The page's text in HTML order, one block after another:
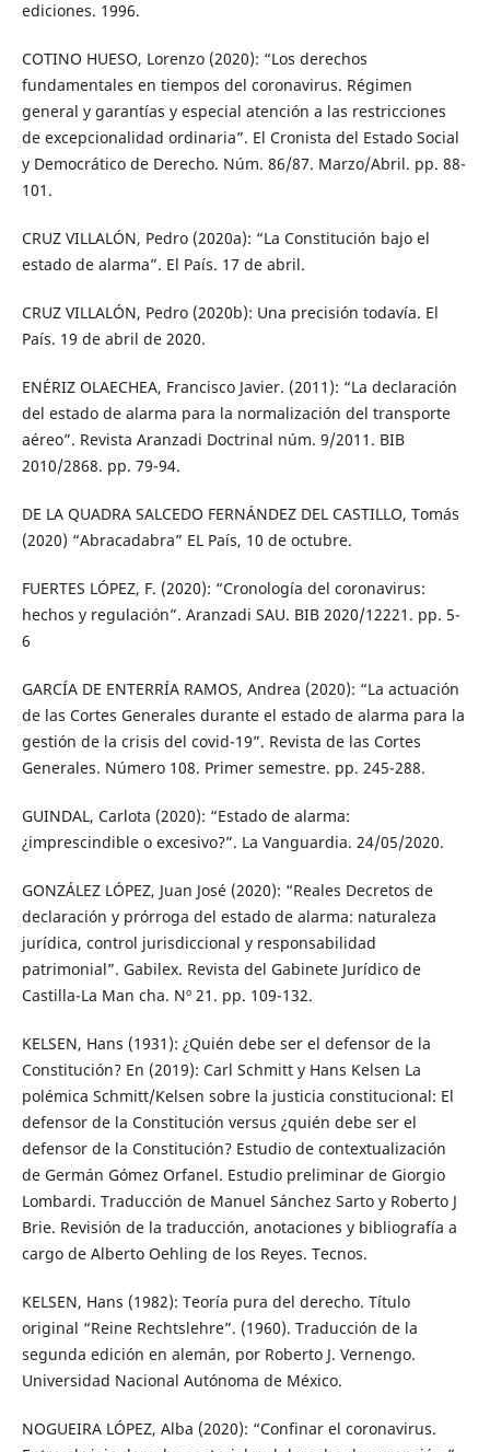
ediciones. 1996.
COTINO HUESO, Lorenzo (2020): “Los derechos
fundamentales en tiempos del coronavirus. Régimen
general y garantías y especial atención a las restricciones
de excepcionalidad ordinaria”. El Cronista del Estado Social
y Democrático de Derecho. Núm. 86/87. Marzo/Abril. pp. 88-
101.
CRUZ VILLALÓN, Pedro (2020a): “La Constitución bajo el
estado de alarma”. El País. 17 de abril.
CRUZ VILLALÓN, Pedro (2020b): Una precisión todavía. El
País. 19 de abril de 2020.
ENÉRIZ OLAECHEA, Francisco Javier. (2011): “La declaración
del estado de alarma para la normalización del transporte
aéreo”. Revista Aranzadi Doctrinal núm. 9/2011. BIB
2010/2868. pp. 79-94.
DE LA QUADRA SALCEDO FERNÁNDEZ DEL CASTILLO, Tomás
(2020) “Abracadabra” EL País, 10 de octubre.
FUERTES LÓPEZ, F. (2020): “Cronología del coronavirus:
hechos y regulación”. Aranzadi SAU. BIB 2020/12221. pp. 5-
6
GARCÍA DE ENTERRÍA RAMOS, Andrea (2020): “La actuación
de las Cortes Generales durante el estado de alarma para la
gestión de la crisis del covid-19”. Revista de las Cortes
Generales. Número 108. Primer semestre. pp. 245-288.
GUINDAL, Carlota (2020): “Estado de alarma:
¿imprescindible o excesivo?”. La Vanguardia. 24/05/2020.
GONZÁLEZ LÓPEZ, Juan José (2020): “Reales Decretos de
declaración y prórroga del estado de alarma: naturaleza
jurídica, control jurisdiccional y responsabilidad
patrimonial”. Gabilex. Revista del Gabinete Jurídico de
Castilla-La Man cha. Nº 21. pp. 109-132.
KELSEN, Hans (1931): ¿Quién debe ser el defensor de la
Constitución? En (2019): Carl Schmitt y Hans Kelsen La
polémica Schmitt/Kelsen sobre la justicia constitucional: El
defensor de la Constitución versus ¿quién debe ser el
defensor de la Constitución? Estudio de contextualización
de Germán Gómez Orfanel. Estudio preliminar de Giorgio
Lombardi. Traducción de Manuel Sánchez Sarto y Roberto J
Brie. Revisión de la traducción, anotaciones y bibliografía a
cargo de Alberto Oehling de los Reyes. Tecnos.
KELSEN, Hans (1982): Teoría pura del derecho. Título
original “Reine Rechtslehre”. (1960). Traducción de la
segunda edición en alemán, por Roberto J. Vernengo.
Universidad Nacional Autónoma de México.
NOGUEIRA LÓPEZ, Alba (2020): “Confinar el coronavirus.